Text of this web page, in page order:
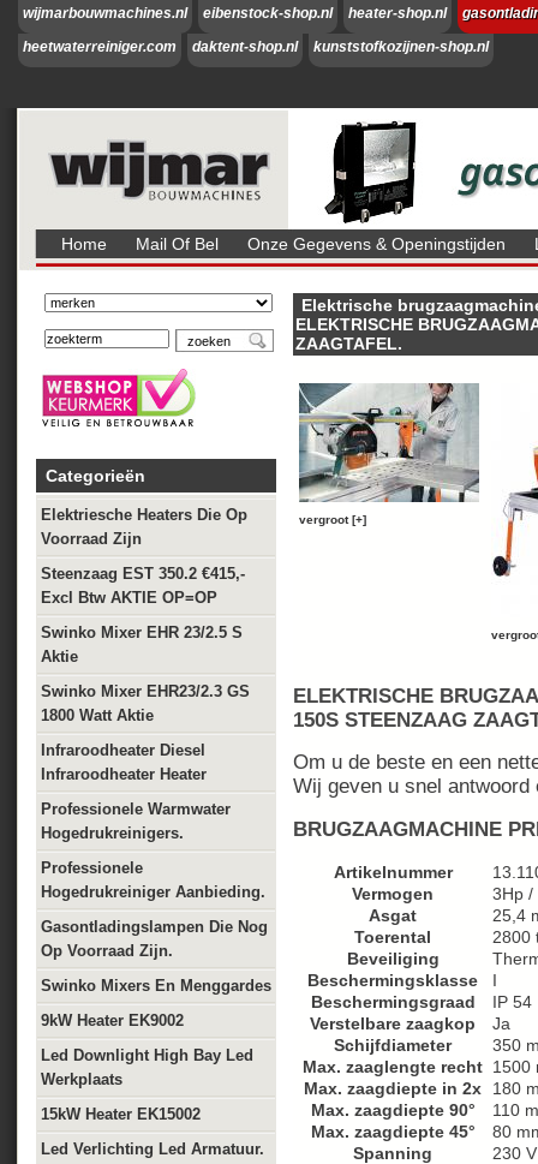
wijmarbouwmachines.nl eibenstock-shop.nl heater-shop.nl
heetwaterreiniger.com
daktent-shop.nl kunststofkozijnen-shop.nl
Home Mail Of Bel Onze Gegevens & Openingstijden
Categorieën
Elektriesche Heaters Die Op
Voorraad Zijn
Steenzaag EST 350.2 €415,-
Excl Btw AKTIE OP=OP
Swinko Mixer EHR 23/2.5 S
Aktie
Swinko Mixer EHR23/2.3 GS
1800 Watt Aktie
Infraroodheater Diesel
Infraroodheater Heater
Professionele Warmwater
Hogedrukreinigers.
Professionele
Hogedrukreiniger Aanbieding.
Gasontladingslampen Die Nog
Op Voorraad Zijn.
Swinko Mixers En Menggardes
9kW Heater EK9002
Led Downlight High Bay Led
Werkplaats
15kW Heater EK15002
Led Verlichting Led Armatuur.
Elektrische
ELEKTRISCHE
ZAAGTAFEL.
vergroot [+]
ELEKTRISCHE
150S STEENZAAG
Om u de beste en een
Wij geven u snel antwoord
BRUGZAAGMACHINE
Artikelnummer
Vermogen
3Hp /
Asgat
25,4
Toerental
2800
Beveiliging
Beschermingsklasse
I
Beschermingsgraad
IP 54
Verstelbare zaagkop
Ja
Schijfdiameter
350
Max. zaaglengte recht 1500
Max. zaagdiepte in 2x
180
Max. zaagdiepte 90°
110
Max. zaagdiepte 45°
80
Spanning
230 V